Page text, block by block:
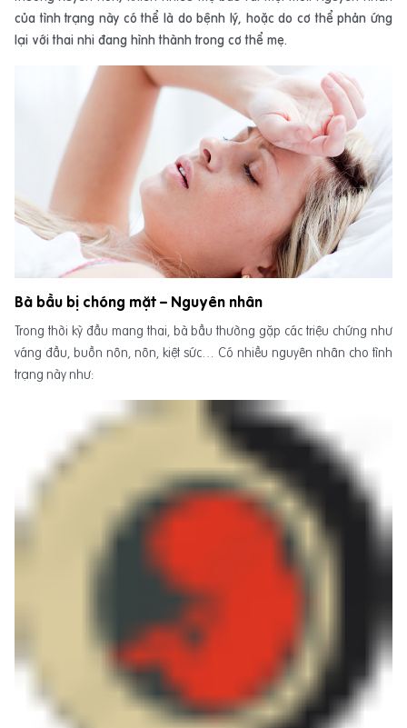
của tình trạng này có thể là do bệnh lý, hoặc do cơ thể phản ứng
lại với thai nhi đang hình thành trong cơ thể mẹ.
Bà bầu bị chóng mặt – Nguyên nhân
Trong thời kỳ đầu mang thai, bà bầu thường gặp các triệu chứng như
váng đầu, buồn nôn, nôn, kiệt sức… Có nhiều nguyên nhân cho tình
trạng này như: